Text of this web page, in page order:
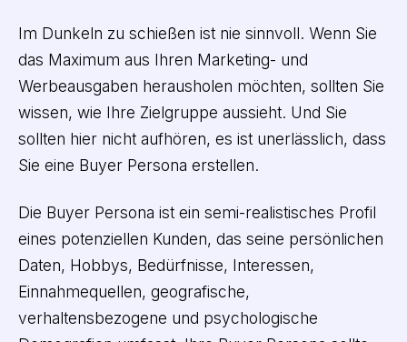
Im Dunkeln zu schießen ist nie sinnvoll. Wenn Sie
das Maximum aus Ihren Marketing- und
Werbeausgaben herausholen möchten, sollten Sie
wissen, wie Ihre Zielgruppe aussieht. Und Sie
sollten hier nicht aufhören, es ist unerlässlich, dass
Sie eine Buyer Persona erstellen.
Die Buyer Persona ist ein semi-realistisches Profil
eines potenziellen Kunden, das seine persönlichen
Daten, Hobbys, Bedürfnisse, Interessen,
Einnahmequellen, geografische,
verhaltensbezogene und psychologische